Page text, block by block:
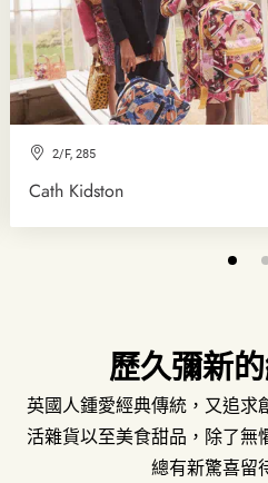
2/F, 285
Cath Kidston
歷久彌新
英國人鍾愛經典傳統，又追求
活雜貨以至美食甜品，除了無
總有新驚喜留